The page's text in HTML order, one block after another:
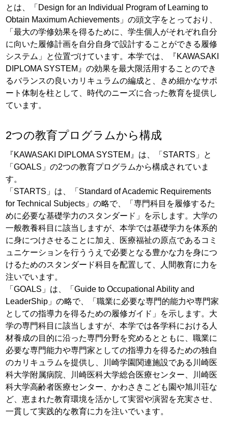
とは、「Design for an Individual Program of Learning to
Obtain Maximum Achievements」の頭文字をとっており、
「最大の学修効果を得るために、学生個人がそれぞれ自分
に向いた履修計画を自分自身で設計することができる履修
システム」と位置づけています。本学では、『KAWASAKI
DIPLOMA SYSTEM』の効果を最大限活用することのでき
るバランスの良いカリキュラムの編成と、きめ細かなサポ
ート体制を柱として、時代のニーズに合った教育を提供し
ています。
2つの教育プログラムから構成
『KAWASAKI DIPLOMA SYSTEM』は、「STARTS」と
「GOALS」の2つの教育プログラムから構成されていま
す。
「STARTS」は、「Standard of Academic Requirements
for Technical Subjects」の略で、「専門科目を履修するた
めに必要な基礎学力のスタンダード」を示します。大学の
一般教養科目に該当しますが、本学では基礎学力を体系的
に身につけさせることに加え、医療福祉の原点であるコミ
ュニケーションを行ううえで必要となる豊かな力を身につ
けるためのスタンダード科目を配置して、人間教育に力を
注いでいます。
「GOALS」は、「Guide to Occupational Ability and
LeaderShip」の略で、「職業に必要な専門的能力や専門家
としての指導力を得るための履修ガイド」を示します。大
学の専門科目に該当しますが、本学では各学科における人
材養成の目的に沿った専門分野を究めるとともに、職業に
必要な専門能力や専門家としての指導力を得るための独自
のカリキュラムを提供し、川崎学園関連施設である川崎医
科大学附属病院、川崎医科大学総合医療センター、川崎医
科大学高齢者医療センター、かわさきこども園や旭川荘な
ど、恵まれた教育環境を活かして実習や演習を充実させ、
一貫して実践的な教育に力を注いでいます。